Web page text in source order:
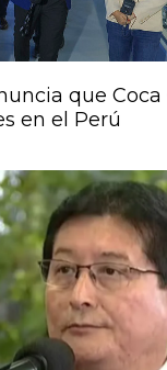
que Coca
en el Perú